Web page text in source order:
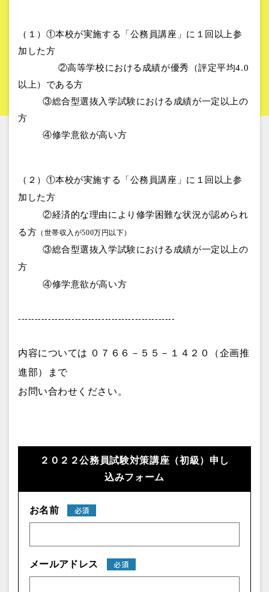
（１）①本校が実施する「公務員講座」に１回以上参
加した方
②高等学校における成績が優秀（評定平均4.0
以上）である方
③総合型選抜入学試験における成績が一定以上の
方
④修学意欲が高い方
（２） ①本校が実施する「公務員講座」に１回以上参
加した方
②経済的な理由により修学困難な状況が認められ
る方 （世帯収入が500万円以下）
③総合型選抜入学試験における成績が一定以上の
方
④修学意欲が高い方
-----------------------------------------------
内容については ０７６６－５５－１４２０（企画推
進部）
まで
お問い合わせください。
２０２２公務員試験対策講座（初級）申し
込みフォーム
お名前 必須
メールアドレス 必須